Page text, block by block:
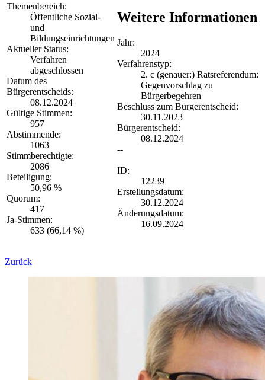
Themenbereich:
Öffentliche Sozial-
und
Bildungseinrichtungen
Aktueller Status:
Verfahren
abgeschlossen
Datum des
Bürgerentscheids:
08.12.2024
Gültige Stimmen:
957
Abstimmende:
1063
Stimmberechtigte:
2086
Beteiligung:
50,96 %
Quorum:
417
Ja-Stimmen:
633 (66,14 %)
Weitere Informationen
Jahr:
2024
Verfahrenstyp:
2. c (genauer:) Ratsreferendum:
Gegenvorschlag zu
Bürgerbegehren
Beschluss zum Bürgerentscheid:
30.11.2023
Bürgerentscheid:
08.12.2024
--
ID:
12239
Erstellungsdatum:
30.12.2024
Änderungsdatum:
16.09.2024
Zurück